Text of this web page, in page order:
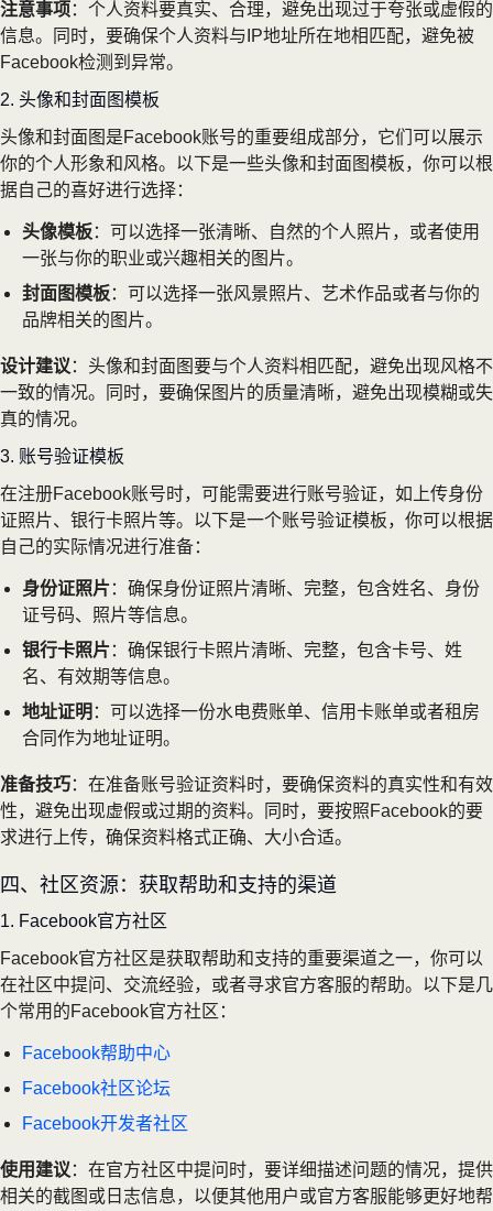
注意事项 ：个人资料要真实、合理，避免出现过于夸张或虚假的
信息。同时，要确保个人资料与IP地址所在地相匹配，避免被
Facebook检测到异常。
2. 头像和封面图模板
头像和封面图是Facebook账号的重要组成部分，它们可以展示
你的个人形象和风格。以下是一些头像和封面图模板，你可以根
据自己的喜好进行选择：
头像模板：可以选择一张清晰、自然的个人照片，或者使用
一张与你的职业或兴趣相关的图片。
封面图模板：可以选择一张风景照片、艺术作品或者与你的
品牌相关的图片。
设计建议 ：头像和封面图要与个人资料相匹配，避免出现风格不
一致的情况。同时，要确保图片的质量清晰，避免出现模糊或失
真的情况。
3. 账号验证模板
在注册Facebook账号时，可能需要进行账号验证，如上传身份
证照片、银行卡照片等。以下是一个账号验证模板，你可以根据
自己的实际情况进行准备：
身份证照片 ：确保身份证照片清晰、完整，包含姓名、身份
证号码、照片等信息。
银行卡照片 ：确保银行卡照片清晰、完整，包含卡号、姓
名、有效期等信息。
地址证明 ：可以选择一份水电费账单、信用卡账单或者租房
合同作为地址证明。
准备技巧：在准备账号验证资料时，要确保资料的真实性和有效
性，避免出现虚假或过期的资料。同时，要按照Facebook的要
求进行上传，确保资料格式正确、大小合适。
四、社区资源：获取帮助和支持的渠道
1. Facebook官方社区
Facebook官方社区是获取帮助和支持的重要渠道之一，你可以
在社区中提问、交流经验，或者寻求官方客服的帮助。以下是几
个常用的Facebook官方社区：
Facebook帮助中心
Facebook社区论坛
Facebook开发者社区
使用建议 ：在官方社区中提问时，要详细描述问题的情况，提供
相关的截图或日志信息，以便其他用户或官方客服能够更好地帮